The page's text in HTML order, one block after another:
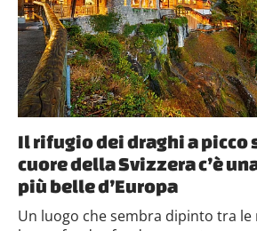
Il rifugio dei draghi a picco
cuore della Svizzera c’è
più belle d’Europa
Un luogo che sembra dipinto tra le